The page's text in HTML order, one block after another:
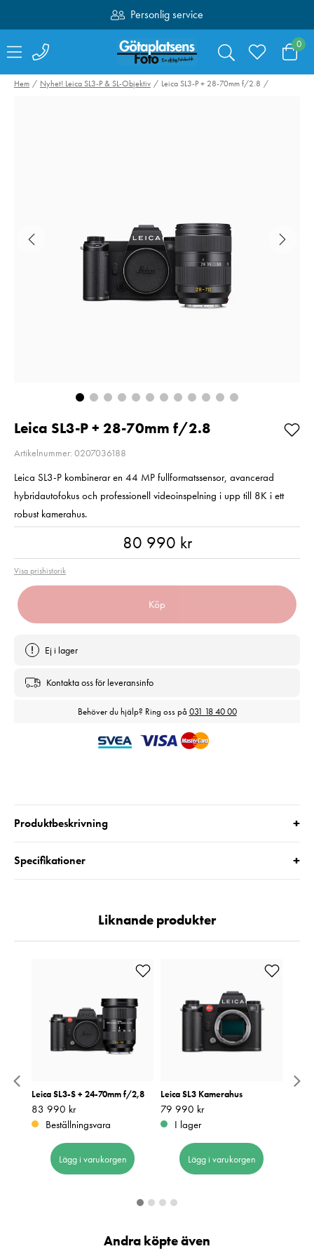
Personlig service
Fri frakt över 1000:-
0
Swarovski Variable
Phone Adapter VPA
Hem Nyhet! Leica SL3-P & SL-Objektiv Leica SL3-P + 28-70mm f/2.8
Leica SL3-P + 28-70mm f/2.8
Artikelnummer: 0207036188
Leica SL3-P kombinerar en 44 MP fullformatssensor, avancerad
hybridautofokus och professionell videoinspelning i upp till 8K i ett
robust kamerahus.
80 990 kr
Visa prishistorik
Köp
Ej i lager
Kontakta oss för leveransinfo
Behöver du hjälp? Ring oss på 031 18 40 00
Produktbeskrivning +
Specifikationer +
Liknande produkter
Leica SL3-S + 24-70mm f/2,8
Pris :83 990 kr
83 990 kr
Beställningsvara
Lägg i varukorgen
Leica SL3 Kamerahus
Pris :79 990 kr
79 990 kr
I lager
Lägg i varukorgen
Andra köpte även